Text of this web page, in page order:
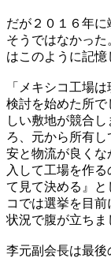
だが２０１６年
そうではなかっ
はこのように記憶
「メキシコ工場
検討を始めた所
しい敷地が競合
ろ、元から所有
安と物流が良く
入して工場を作
て見て決める』
コでは選挙を目
状況で腹が立ちま
李元副会長は最